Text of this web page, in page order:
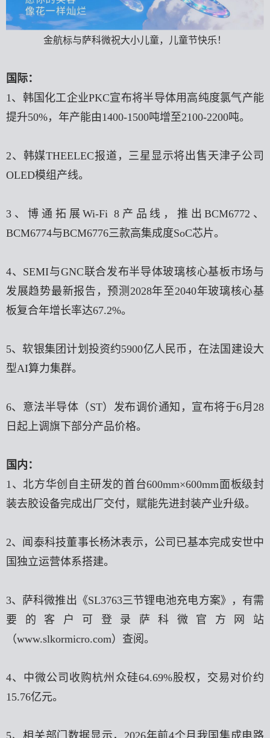
金航标与萨科微祝大小儿童，儿童节快乐！
国际：
1、韩国化工企业PKC宣布将半导体用高纯度氯气产能
提升50%，年产能由1400-1500吨增至2100-2200吨。
2、韩媒THEELEC报道，三星显示将出售天津子公司
OLED模组产线。
3、博通拓展Wi-Fi 8产品线，推出BCM6772、
BCM6774与BCM6776三款高集成度SoC芯片。
4、SEMI与GNC联合发布半导体玻璃核心基板市场与
发展趋势最新报告，预测2028年至2040年玻璃核心基
板复合年增长率达67.2%。
5、软银集团计划投资约5900亿人民币，在法国建设大
型AI算力集群。
6、意法半导体（ST）发布调价通知，宣布将于6月28
日起上调旗下部分产品价格。
国内：
1、北方华创自主研发的首台600mm×600mm面板级封
装去胶设备完成出厂交付，赋能先进封装产业升级。
2、闻泰科技董事长杨沐表示，公司已基本完成安世中
国独立运营体系搭建。
3、萨科微推出《SL3763三节锂电池充电方案》，有需
要的客户可登录萨科微官方网站
（www.slkormicro.com）查阅。
4、中微公司收购杭州众硅64.69%股权，交易对价约
15.76亿元。